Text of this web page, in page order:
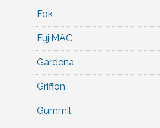
Fok
FujiMAC
Gardena
Griffon
Gummil